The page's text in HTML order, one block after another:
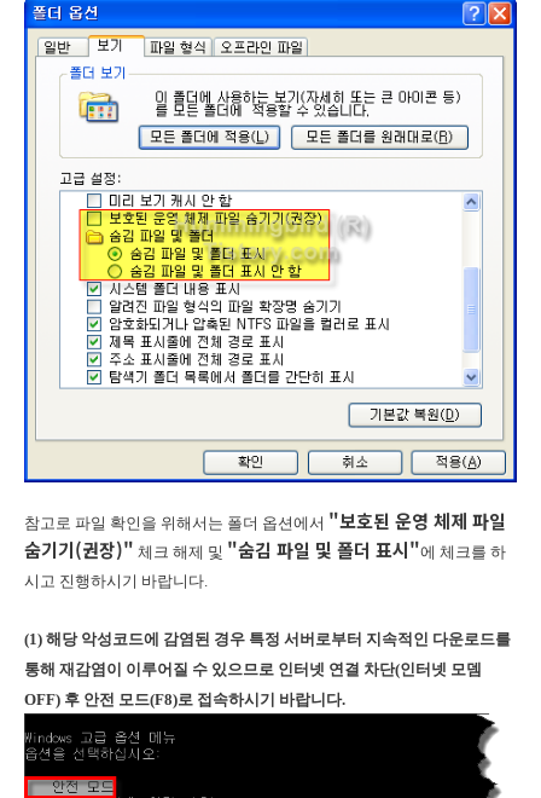
참고로 파일 확인을 위해서는 폴더 옵션에서 "보호된 운영 체제 파일
숨기기(권장)" 체크 해제 및 "숨김 파일 및 폴더 표시"에 체크를 하
시고 진행하시기 바랍니다.
(1) 해당 악성코드에 감염된 경우 특정 서버로부터 지속적인 다운로드를
통해 재감염이 이루어질 수 있으므로 인터넷 연결 차단(인터넷 모뎀
OFF) 후 안전 모드(F8)로 접속하시기 바랍니다.